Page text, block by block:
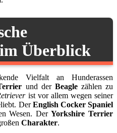
Überblick
Vielfalt an Hunderassen
und der Beaglezählen zu
ist vor allem wegen seiner
DerEnglish Cocker Spaniel
Wesen. DerYorkshire Terrier
Charakter.